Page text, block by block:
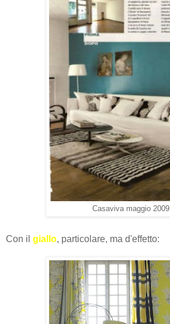
Casaviva maggio 2009
Con il giallo, particolare, ma d'effetto: